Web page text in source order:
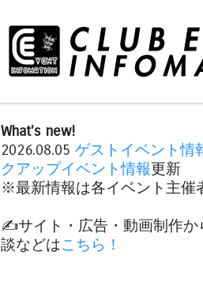
What's new!
2026.08.05 ゲストイベント情
クアップイベント情報更新
※最新情報は各イベント主催
✍️サイト・広告・動画制作か
談などはこちら！